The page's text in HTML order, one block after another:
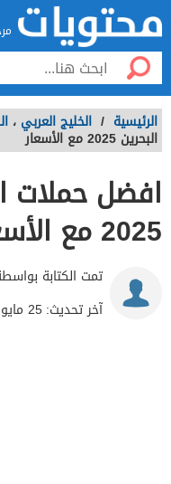
الرئيسية / الخليج العربي ،
البحرين 2025 مع الأسعار
افضل حملات
2025 مع الأسعار
تمت الكتابة
آخر تحديث:25 مايو 2025 - 11:33ص